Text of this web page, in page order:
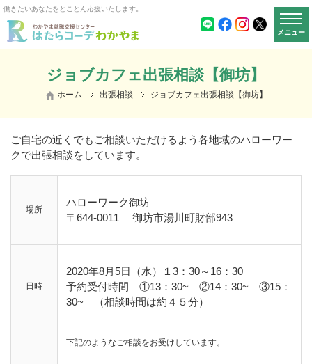
働きたいあなたをとことん応援いたします。
メニュー
ジョブカフェ出張相談【御坊】
ホーム 出張相談 ジョブカフェ出張相談【御坊】
ご自宅の近くでもご相談いただけるよう各地域のハローワー
クで出張相談をしています。
場所
ハローワーク御坊
〒644-0011
御坊市湯川町財部943
日時
2020年8月5日（水）１3：30～16：30
予約受付時間 ①13：30~ ②14：30~ ③15：
30~ （相談時間は約４５分）
下記のようなご相談をお受けしています。